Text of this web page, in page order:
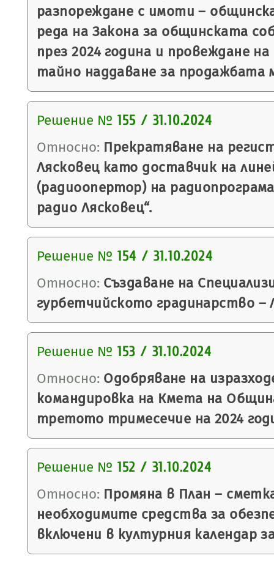
разпореждане с имоти –
реда на Закона за общинската
през 2024 година и провеждане
тайно наддаване за продажбата
Решение № 155 / 31.10.2024
Относно: Прекратяване на
Лясковец като доставчик на
(радиоопертор) на
радио Лясковец“.
Решение № 154 / 31.10.2024
Относно: Създаване на
гурбетчийското градинарство –
Решение № 153 / 31.10.2024
Относно: Одобряване на
командировка на Кмета на
третото тримесечие на 2024
Решение № 152 / 31.10.2024
Относно: Промяна в План –
необходимите средства за
включени в културния календар